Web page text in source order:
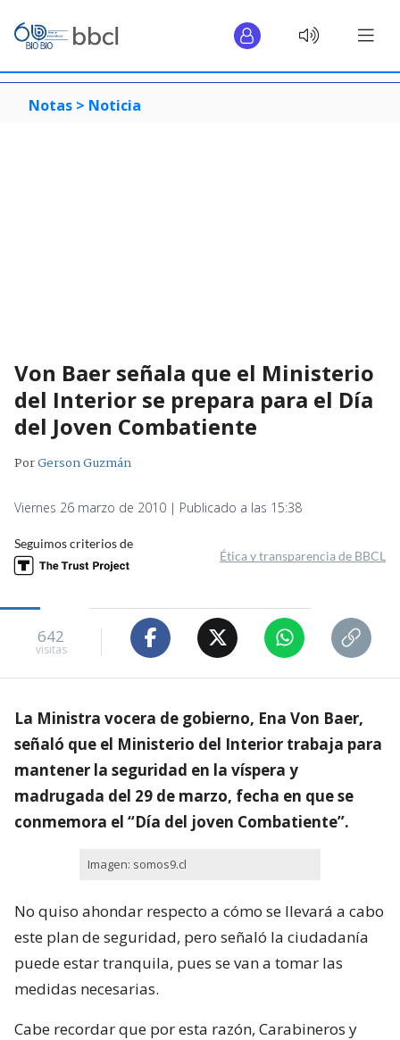
Notas > Noticia
Von Baer señala que el Ministerio
del Interior se prepara para el Día
del Joven Combatiente
PorGerson Guzmán
Viernes 26 marzo de 2010 | Publicado a las 15:38
Seguimos criterios de
Ética y transparencia de BBCL
642
visitas
La Ministra vocera de gobierno, Ena Von Baer,
señaló que el Ministerio del Interior trabaja para
mantener la seguridad en la víspera y
madrugada del 29 de marzo, fecha en que se
conmemora el “Día del joven Combatiente”.
Imagen: somos9.cl
No quiso ahondar respecto a cómo se llevará a cabo
este plan de seguridad, pero señaló la ciudadanía
puede estar tranquila, pues se van a tomar las
medidas necesarias.
Cabe recordar que por esta razón, Carabineros y